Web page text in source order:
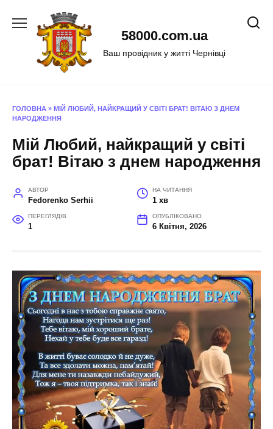
58000.com.ua
Ваш провідник у житті Чернівці
ГОЛОВНА » МІЙ ЛЮБИЙ, НАЙКРАЩИЙ У СВІТІ БРАТ! ВІТАЮ З ДНЕМ
НАРОДЖЕННЯ
Мій Любий, найкращий у світі
брат! Вітаю з днем народження
АВТОР
Fedorenko Serhii
НА ЧИТАННЯ
1 хв
ПЕРЕГЛЯДІВ
1
ОПУБЛІКОВАНО
6 Квітня, 2026